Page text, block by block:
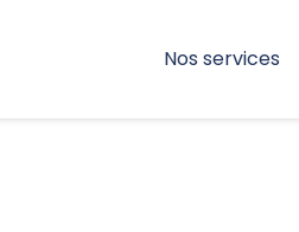
Nos services